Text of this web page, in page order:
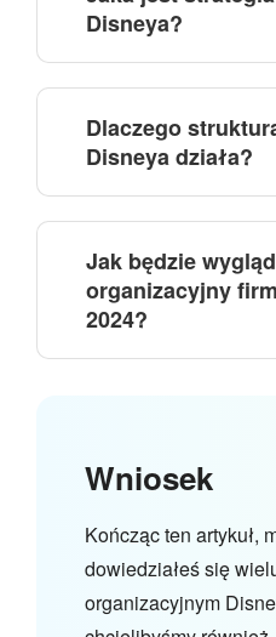
Disneya?
Dlaczego
Disneya działa?
Jak będzie
organizacyjny
2024?
Wniosek
Kończąc ten artykuł,
dowiedziałeś się
organizacyjnym